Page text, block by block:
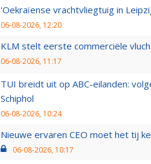
'Oekraïense vrachtvliegtuig in
06-08-2026, 12:20
KLM stelt eerste commerciële
06-08-2026, 11:17
TUI breidt uit op ABC-eilanden:
Schiphol
06-08-2026, 10:24
Nieuwe ervaren CEO moet het tij
06-08-2026, 10:17